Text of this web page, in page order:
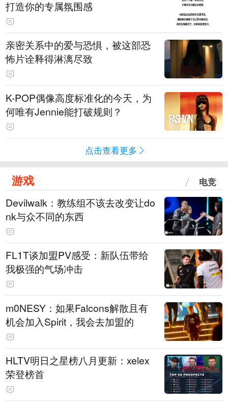
打造你的专属氛围感
亲密关系中的爱与恐惧，被这部恐
怖片诠释得淋漓尽致
K-POP偶像高度标准化的今天，为
何唯有Jennie能打破规则？
点击查看更多
游戏 电竞
Devilwalk：教练组不该去改变让do
nk与众不同的东西
FL1T谈加盟PV感受：新队伍带给
我极强的气场冲击
m0NESY：如果Falcons解散且有
机会加入Spirit，我会去加盟的
HLTV明日之星榜八月更新：xelex
荣登榜首